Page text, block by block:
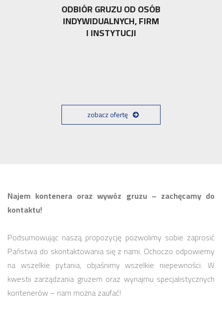
ODBIÓR GRUZU OD OSÓB
INDYWIDUALNYCH, FIRM
I INSTYTUCJI
zobacz ofertę
Najem kontenera oraz wywóz gruzu – zachęcamy do
kontaktu!
Podsumowując naszą propozycję pozwolimy sobie zaprosić
Państwa do skontaktowania się z nami. Ochoczo odpowiemy
na wszelkie pytania, objaśnimy wszelkie niepewności. W
kwestii zarządzania gruzem oraz wynajmu specjalistycznych
kontenerów – nam można zaufać!